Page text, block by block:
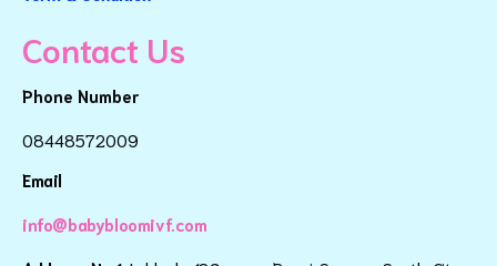
Contact Us
Phone Number
08448572009
Email
info@babybloomivf.com